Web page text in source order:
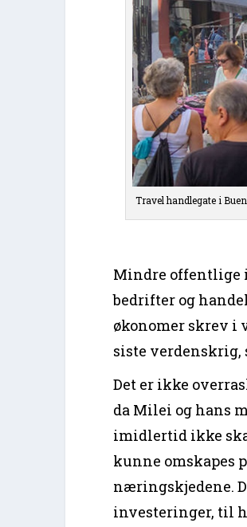
Travel handlegate i
Mindre offentlige
bedrifter og
økonomer skrev i
siste verdenskrig,
Det er ikke
da Milei og hans
imidlertid ikke
kunne omskapes
næringskjedene.
investeringer, til